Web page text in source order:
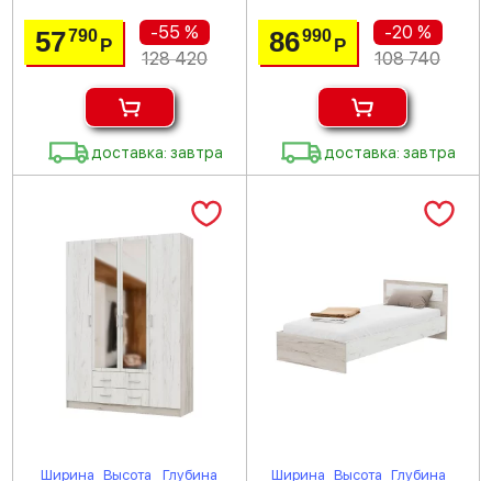
57790Р
-55 %
128 420
доставка: завтра
86990 Р
-20 %
108 740
доставка: завтра
Ширина
Высота
Глубина
Ширина
Высота
Глубина